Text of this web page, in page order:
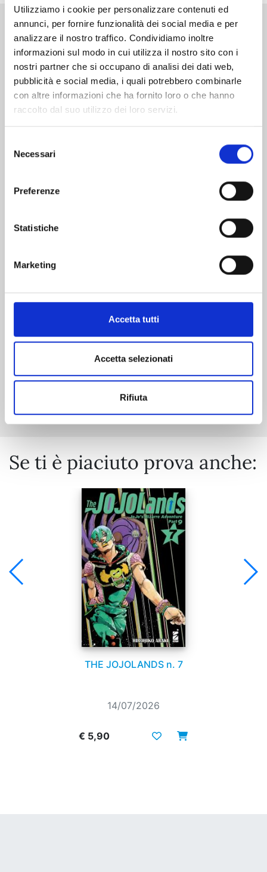
Utilizziamo i cookie per personalizzare contenuti ed
annunci, per fornire funzionalità dei social media e per
analizzare il nostro traffico. Condividiamo inoltre
informazioni sul modo in cui utilizza il nostro sito con i
nostri partner che si occupano di analisi dei dati web,
pubblicità e social media, i quali potrebbero combinarle
con altre informazioni che ha fornito loro o che hanno
raccolto dal suo utilizzo dei loro servizi.
delNecessari
Preferenze
Statistiche
Marketing
Accetta tutti
Accetta selezionati
Rifiuta
Altri volumi della serie
€ 9,90
Se ti è piaciuto prova anche:
THE JOJOLANDS n. 7
14/07/2026
€ 5,90